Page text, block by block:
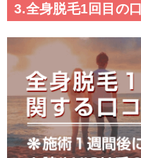
3.全身脱毛1回目の